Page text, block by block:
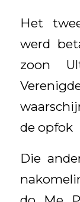
Het
werd
zoon
de opfok
Die